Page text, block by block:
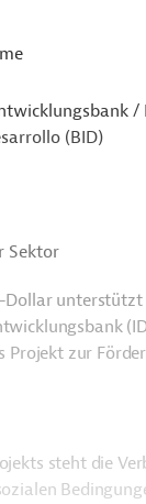
/
(BID)
Sektor
Dollar unterstützt
Projekt zur
steht die